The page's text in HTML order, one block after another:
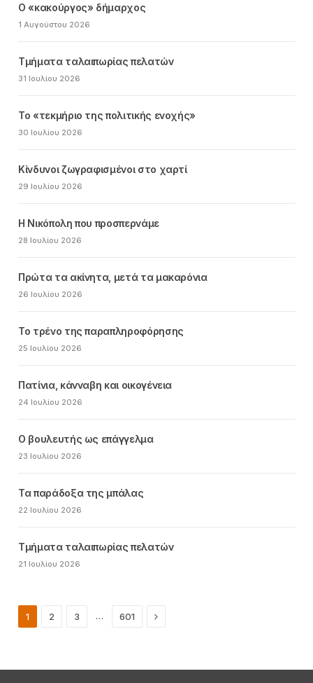
Ο «κακούργος» δήμαρχος
1 Αυγούστου 2026
Τμήματα ταλαιπωρίας πελατών
31 Ιουλίου 2026
Το «τεκμήριο της πολιτικής ενοχής»
30 Ιουλίου 2026
Κίνδυνοι ζωγραφισμένοι στο χαρτί
29 Ιουλίου 2026
Η Νικόπολη που προσπερνάμε
28 Ιουλίου 2026
Πρώτα τα ακίνητα, μετά τα μακαρόνια
26 Ιουλίου 2026
Το τρένο της παραπληροφόρησης
25 Ιουλίου 2026
Πατίνια, κάνναβη και οικογένεια
24 Ιουλίου 2026
Ο βουλευτής ως επάγγελμα
23 Ιουλίου 2026
Τα παράδοξα της μπάλας
22 Ιουλίου 2026
Τμήματα ταλαιπωρίας πελατών
21 Ιουλίου 2026
1 2 3 … 601 Next